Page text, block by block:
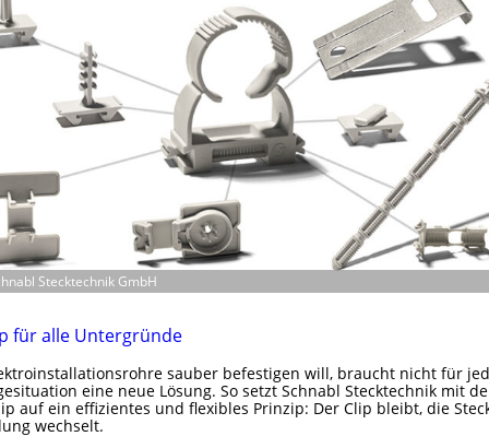
d
E
k
r
o
m
o
i
l
i
t
ä
Stecktechnik GmbH
für alle Untergründe
sauber befestigen will, braucht nicht für
eine neue Lösung. So setzt Schnabl Stecktechnik mit
auf ein effizientes und flexibles Prinzip: Der Clip bleibt, die
wechselt.